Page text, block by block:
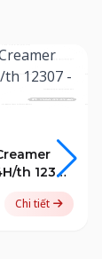
th 12307
Chi tiết